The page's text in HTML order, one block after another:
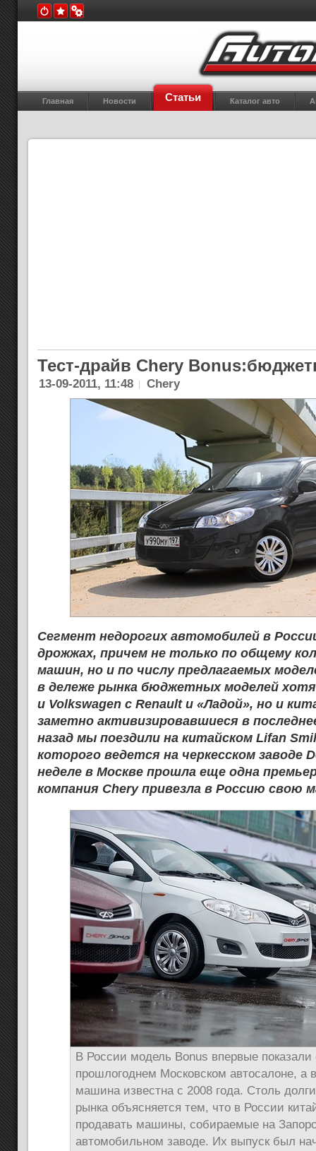
Главная Новости Статьи Каталог авто
Тест-драйв Chery
13-09-2011, 11:48 Chery
Сегмент недорогих автомобилей в
дрожжах, причем не только по общему
машин, но и по числу предлагаемых
в дележе рынка бюджетных моделей
и Volkswagen с Renault и «Ладой», но и
заметно активизировавшиеся в
назад мы поездили на китайском Lifan
которого ведется на черкесском заводе
неделе в Москве прошла еще одна
компания Chery привезла в Россию свою
В России модель Bonus впервые
прошлогоднем Московском автосалоне, а
машина известна с 2008 года. Столь
рынка объясняется тем, что в России
продавать машины, собираемые на
автомобильном заводе. Их выпуск был